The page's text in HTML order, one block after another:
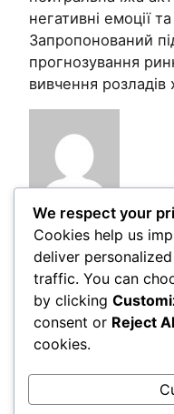
негативні емоції
Запропонований
прогнозування
вивчення розладів
Post Views: 174
Comments
LEAVE A
We respect your
Cookies help us
deliver
traffic. You can
by clicking
consent or Reject
cookies.